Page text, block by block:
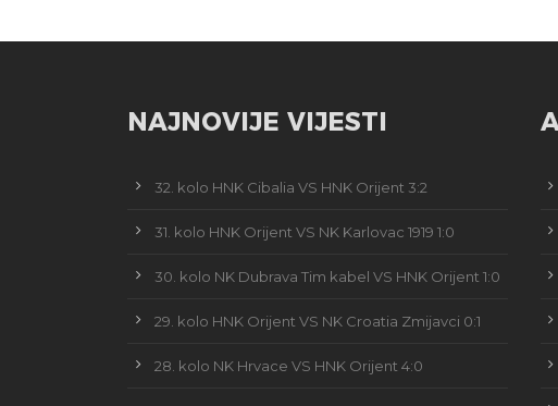
NAJNOVIJE VIJESTI
32. kolo HNK Cibalia VS HNK Orijent 3:2
31. kolo HNK Orijent VS NK Karlovac 1919 1:0
30. kolo NK Dubrava Tim kabel VS HNK Orijent 1:0
29. kolo HNK Orijent VS NK Croatia Zmijavci 0:1
28. kolo NK Hrvace VS HNK Orijent 4:0